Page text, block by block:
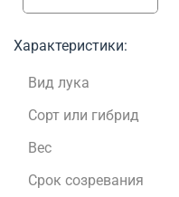
Характеристики:
Вид лука
Сорт или гибрид
Вес
Срок созревания